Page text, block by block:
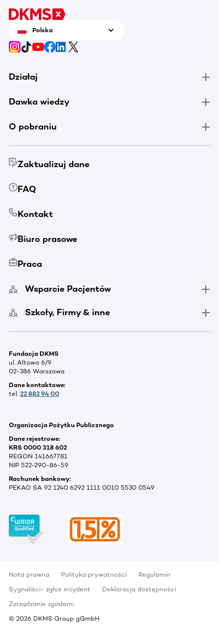
Polska
Działaj
Dawka wiedzy
O pobraniu
Zaktualizuj dane
FAQ
Kontakt
Biuro prasowe
Praca
Wsparcie Pacjentów
Szkoły, Firmy & inne
Fundacja DKMS
ul. Altowa 6/9
02-386 Warszawa
Dane kontaktowe:
tel. 22 882 94 00
Organizacja Pożytku Publicznego
Dane rejestrowe:
KRS 0000 318 602
REGON 141667781
NIP 522-290-86-59
Rachunek bankowy:
PEKAO SA 92 1240 6292 1111 0010 5530 0549
Nota prawna Polityka prywatności
Regulamin
Sygnaliści- zgłoś incydent
Deklaracja dostępności
Zarządzanie zgodami
© 2026 DKMS Group gGmbH